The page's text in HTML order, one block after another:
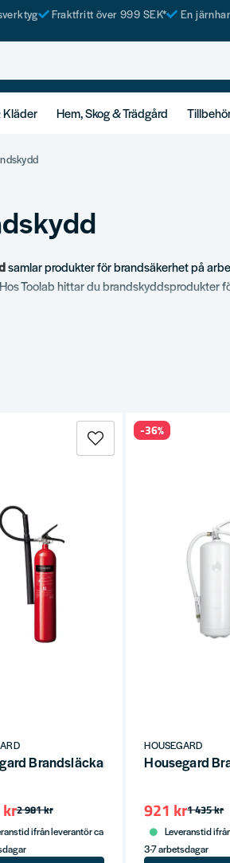
Fraktfritt över 999 SEK* En
Kläder Hem, Skog & Trädgård
samlar produkter för brandsäkerhet på
Toolab hittar du brandskyddsprodukter
B, C, D efter typ av brand.
med
hos Toolab?
själva.
Skydd
Brandsläckare Koldioxid 5KG 89B
2 981 kr
ifrån leverantör ca
HOUSEGARD
Housegard
1 435 kr
921 kr
Leveranstid
3-7 arbetsdagar
-36%